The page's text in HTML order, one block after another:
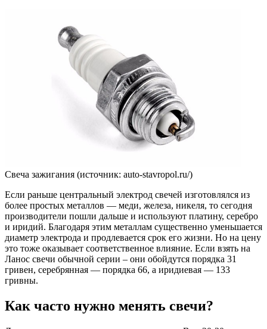
Свеча зажигания (источник: auto-stavropol.ru/)
Если раньше центральный электрод свечей изготовлялся из
более простых металлов — меди, железа, никеля, то сегодня
производители пошли дальше и используют платину, серебро
и иридий. Благодаря этим металлам существенно уменьшается
диаметр электрода и продлевается срок его жизни. Но на цену
это тоже оказывает соответственное влияние. Если взять на
Ланос свечи обычной серии – они обойдутся порядка 31
гривен, серебрянная — порядка 66, а иридиевая — 133
гривны.
Как часто нужно менять свечи?